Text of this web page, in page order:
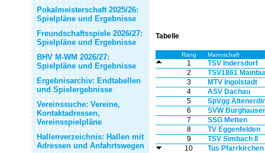
Pokalmeisterschaft 2025/26:
Spielpläne und Ergebnisse
Freundschaftsspiele 2026/27:
Spielpläne und Ergebnisse
BHV M-WM 2026/27:
Spielpläne und Ergebnisse
Ergebnisarchiv: Endtabellen
und Spielergebnisse
Vereinssuche: Vereine,
Kontaktadressen,
Vereinsspielpläne
Hallenverzeichnis: Hallen mit
Adressen und Anfahrtswegen
Tabelle
Rang Mannschaft
1
TSV Indersdorf
2
TSV1861
3
MTV Ingolstadt
4
ASV Dachau
5
SpVgg
6
SVW
7
SSG Metten
8
TV Eggenfelden
9
TSV Simbach II
10
Tus Pfarrkirchen